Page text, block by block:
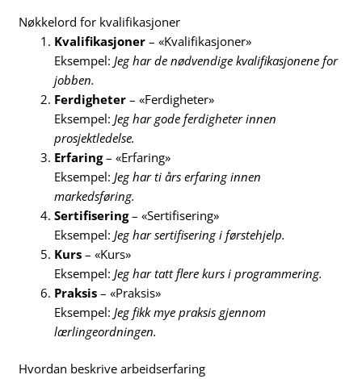
Nøkkelord for kvalifikasjoner
Kvalifikasjoner – «Kvalifikasjoner»
Eksempel:Jeg har de nødvendige kvalifikasjonene for
jobben.
Ferdigheter – «Ferdigheter»
Eksempel:Jeg har gode ferdigheter innen
prosjektledelse.
Erfaring– «Erfaring»
Eksempel:Jeg har ti års erfaring innen
markedsføring.
Sertifisering– «Sertifisering»
Eksempel:Jeg har sertifisering i førstehjelp.
Kurs – «Kurs»
Eksempel:Jeg har tatt flere kurs i programmering.
Praksis – «Praksis»
Eksempel:Jeg fikk mye praksis gjennom
lærlingeordningen.
Hvordan beskrive arbeidserfaring